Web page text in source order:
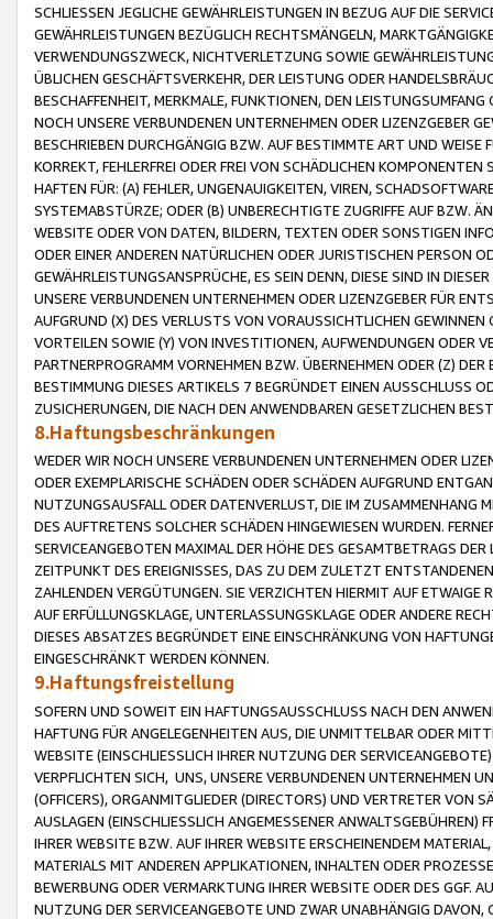
SCHLIESSEN JEGLICHE GEWÄHRLEISTUNGEN IN BEZUG AUF DIE
GEWÄHRLEISTUNGEN BEZÜGLICH RECHTSMÄNGELN,
VERWENDUNGSZWECK, NICHTVERLETZUNG SOWIE
ÜBLICHEN GESCHÄFTSVERKEHR, DER LEISTUNG ODER
BESCHAFFENHEIT, MERKMALE, FUNKTIONEN, DEN
NOCH UNSERE VERBUNDENEN UNTERNEHMEN ODER LIZENZGEBER
BESCHRIEBEN DURCHGÄNGIG BZW. AUF BESTIMMTE ART UND
KORREKT, FEHLERFREI ODER FREI VON SCHÄDLICHEN
HAFTEN FÜR: (A) FEHLER, UNGENAUIGKEITEN, VIREN,
SYSTEMABSTÜRZE; ODER (B) UNBERECHTIGTE ZUGRIFFE AUF BZW.
WEBSITE ODER VON DATEN, BILDERN, TEXTEN ODER SONSTIGEN
ODER EINER ANDEREN NATÜRLICHEN ODER JURISTISCHEN PERSON
GEWÄHRLEISTUNGSANSPRÜCHE, ES SEIN DENN, DIESE SIND IN
UNSERE VERBUNDENEN UNTERNEHMEN ODER LIZENZGEBER FÜR
AUFGRUND (X) DES VERLUSTS VON VORAUSSICHTLICHEN
VORTEILEN SOWIE (Y) VON INVESTITIONEN, AUFWENDUNGEN ODER
PARTNERPROGRAMM VORNEHMEN BZW. ÜBERNEHMEN ODER (Z)
BESTIMMUNG DIESES ARTIKELS 7 BEGRÜNDET EINEN AUSSCHLUSS
ZUSICHERUNGEN, DIE NACH DEN ANWENDBAREN GESETZLICHEN
8.Haftungsbeschränkungen
WEDER WIR NOCH UNSERE VERBUNDENEN UNTERNEHMEN ODER
ODER EXEMPLARISCHE SCHÄDEN ODER SCHÄDEN AUFGRUND
NUTZUNGSAUSFALL ODER DATENVERLUST, DIE IM ZUSAMMENHANG
DES AUFTRETENS SOLCHER SCHÄDEN HINGEWIESEN WURDEN.
SERVICEANGEBOTEN MAXIMAL DER HÖHE DES GESAMTBETRAGS
ZEITPUNKT DES EREIGNISSES, DAS ZU DEM ZULETZT
ZAHLENDEN VERGÜTUNGEN. SIE VERZICHTEN HIERMIT AUF
AUF ERFÜLLUNGSKLAGE, UNTERLASSUNGSKLAGE ODER ANDERE
DIESES ABSATZES BEGRÜNDET EINE EINSCHRÄNKUNG VON
EINGESCHRÄNKT WERDEN KÖNNEN.
9.Haftungsfreistellung
SOFERN UND SOWEIT EIN HAFTUNGSAUSSCHLUSS NACH DEN
HAFTUNG FÜR ANGELEGENHEITEN AUS, DIE UNMITTELBAR ODER
WEBSITE (EINSCHLIESSLICH IHRER NUTZUNG DER
VERPFLICHTEN SICH, UNS, UNSERE VERBUNDENEN UNTERNEHMEN
(OFFICERS), ORGANMITGLIEDER (DIRECTORS) UND VERTRETER VON
AUSLAGEN (EINSCHLIESSLICH ANGEMESSENER
IHRER WEBSITE BZW. AUF IHRER WEBSITE ERSCHEINENDEM
MATERIALS MIT ANDEREN APPLIKATIONEN, INHALTEN ODER
BEWERBUNG ODER VERMARKTUNG IHRER WEBSITE ODER DES GGF.
NUTZUNG DER SERVICEANGEBOTE UND ZWAR UNABHÄNGIG